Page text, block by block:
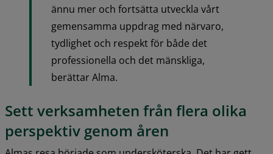
ännu mer och fortsätta utveckla vårt
gemensamma uppdrag med närvaro,
tydlighet och respekt för både det
professionella och det mänskliga,
berättar Alma.
Sett verksamheten från flera olika
perspektiv genom åren